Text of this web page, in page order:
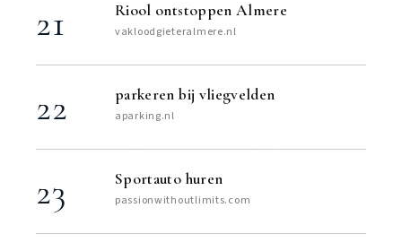
21 Riool ontstoppen Almere
vakloodgieteralmere.nl
22 parkeren bij vliegvelden
aparking.nl
23 Sportauto huren
passionwithoutlimits.com